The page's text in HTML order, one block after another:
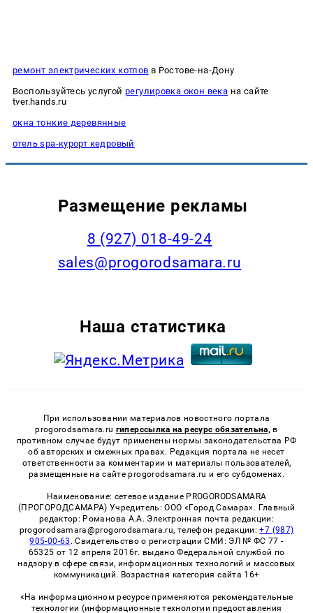
ремонт электрических котлов в Ростове-на-Дону
Воспользуйтесь услугой регулировка окон века на сайте
tver.hands.ru
окна тонкие деревянные
отель spa-курорт кедровый
Размещение рекламы
8 (927) 018-49-24
sales@progorodsamara.ru
Наша статистика
При использовании материалов новостного портала
progorodsamara.ru гиперссылка на ресурс обязательна, в
противном случае будут применены нормы законодательства РФ
об авторских и смежных правах. Редакция портала не несет
ответственности за комментарии и материалы пользователей,
размещенные на сайте progorodsamara.ru и его субдоменах.
Наименование: сетевое издание PROGORODSAMARA
(ПРОГОРОДСАМАРА) Учредитель: ООО «Город Самара». Главный
редактор: Романова А.А. Электронная почта редакции:
progorodsamara@progorodsamara.ru, телефон редакции:+7 (987)
905-00-63 . Свидетельство о регистрации СМИ: ЭЛ № ФС 77 -
65325 от 12 апреля 2016г. выдано Федеральной службой по
надзору в сфере связи, информационных технологий и массовых
коммуникаций. Возрастная категория сайта 16+
«На информационном ресурсе применяются рекомендательные
технологии (информационные технологии предоставления